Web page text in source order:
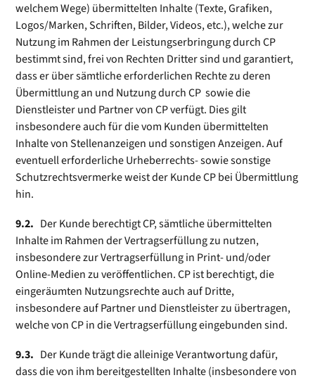
welchem Wege) übermittelten Inhalte (Texte, Grafiken,
Logos/Marken, Schriften, Bilder, Videos, etc.), welche zur
Nutzung im Rahmen der Leistungserbringung durch CP
bestimmt sind, frei von Rechten Dritter sind und garantiert,
dass er über sämtliche erforderlichen Rechte zu deren
Übermittlung an und Nutzung durch CP sowie die
Dienstleister und Partner von CP verfügt. Dies gilt
insbesondere auch für die vom Kunden übermittelten
Inhalte von Stellenanzeigen und sonstigen Anzeigen. Auf
eventuell erforderliche Urheberrechts- sowie sonstige
Schutzrechtsvermerke weist der Kunde CP bei Übermittlung
hin.
9.2. Der Kunde berechtigt CP, sämtliche übermittelten
Inhalte im Rahmen der Vertragserfüllung zu nutzen,
insbesondere zur Vertragserfüllung in Print- und/oder
Online-Medien zu veröffentlichen. CP ist berechtigt, die
eingeräumten Nutzungsrechte auch auf Dritte,
insbesondere auf Partner und Dienstleister zu übertragen,
welche von CP in die Vertragserfüllung eingebunden sind.
9.3. Der Kunde trägt die alleinige Verantwortung dafür,
dass die von ihm bereitgestellten Inhalte (insbesondere von